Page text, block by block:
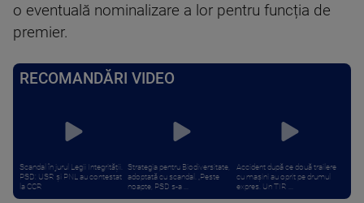
o eventuală nominalizare a lor pentru funcția de
premier.
RECOMANDĂRI VIDEO
Scandal în jurul Legii Integrității.
PSD: USR și PNL au contestat
la CCR
Strategia pentru Biodiversitate,
adoptată cu scandal. „Peste
noapte, PSD s-a ...
Accident după ce două trailere
cu mașini au oprit pe drumul
expres. Un TIR ...